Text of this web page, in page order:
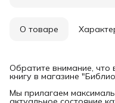
О товаре
Обратите внимание, что
книгу в магазине
Мы прилагаем